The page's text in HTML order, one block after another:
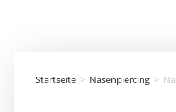
Startseite > Nasenpiercing >